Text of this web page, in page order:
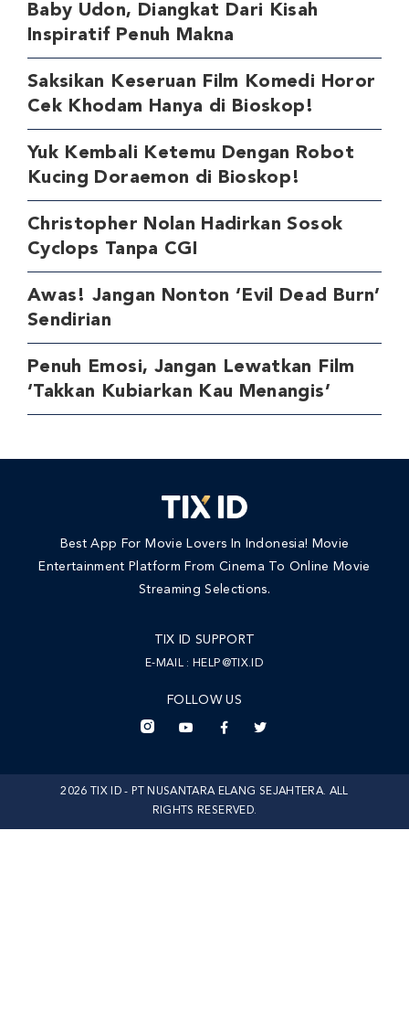
Baby Udon, Diangkat Dari Kisah
Inspiratif Penuh Makna
Saksikan Keseruan Film Komedi Horor
Cek Khodam Hanya di Bioskop!
Yuk Kembali Ketemu Dengan Robot
Kucing Doraemon di Bioskop!
Christopher Nolan Hadirkan Sosok
Cyclops Tanpa CGI
Awas! Jangan Nonton ‘Evil Dead Burn’
Sendirian
Penuh Emosi, Jangan Lewatkan Film
‘Takkan Kubiarkan Kau Menangis’
Best App For Movie Lovers In Indonesia! Movie
Entertainment Platform From Cinema To Online Movie
Streaming Selections.
TIX ID SUPPORT
E-MAIL : HELP@TIX.ID
FOLLOW US
2026 TIX ID - PT NUSANTARA ELANG SEJAHTERA. ALL
RIGHTS RESERVED.